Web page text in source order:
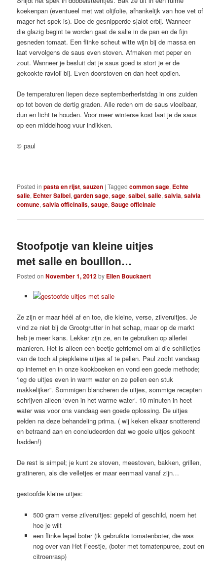
koekenpan (eventueel met wat olijfolie, afhankelijk van hoe vet of
mager het spek is). Doe de gesnipperde sjalot erbij. Wanneer
die glazig begint te worden gaat de salie in de pan en de fijn
gesneden tomaat. Een flinke scheut witte wijn bij de massa en
laat vervolgens de saus even stoven. Afmaken met peper en
zout. Wanneer je besluit dat je saus goed is stort je er de
gekookte ravioli bij. Even doorstoven en dan heet opdien.
De temperaturen liepen deze septemberherfstdag in ons zuiden
op tot boven de dertig graden. Alle reden om de saus vloeibaar,
dun en licht te houden. Voor meer winterse kost laat je de saus
op een middelhoog vuur indikken.
© paul
Posted in pasta en rijst,sauzen |Tagged common sage, Echte
salie, Echter Salbei,garden sage,sage,salbei,salie,salvia,salvia
comune,salvia officinalis,sauge,Sauge officinale
Stoofpotje van kleine uitjes
met salie en bouillon…
Posted onNovember 1, 2012by Ellen Bouckaert
Ze zijn er maar héél af en toe, die kleine, verse, zilveruitjes. Je
vind ze niet bij de Grootgrutter in het schap, maar op de markt
heb je meer kans. Lekker zijn ze, en te gebruiken op allerlei
manieren. Het is alleen een beetje gefriemel om al die schilletjes
van de toch al piepkleine uitjes af te pellen. Paul zocht vandaag
op internet en in onze kookboeken en vond een goede methode;
‘leg de uitjes even in warm water en ze pellen een stuk
makkelijker”. Sommigen blancheren de uitjes, sommige recepten
schrijven alleen ‘even in het warme water’. 10 minuten in heet
water was voor ons vandaag een goede oplossing. De uitjes
pelden na deze behandeling prima. ( wij keken elkaar snotterend
en betraand aan en concludeerden dat we goeie uitjes gekocht
hadden!)
De rest is simpel; je kunt ze stoven, meestoven, bakken, grillen,
gratineren, als die velletjes er maar eenmaal vanaf zijn…
gestoofde kleine uitjes:
500 gram verse zilveruitjes: gepeld of geschild, noem het
hoe je wilt
een flinke lepel boter (ik gebruikte tomatenboter, die was
nog over van Het Feestje, (boter met tomatenpuree, zout en
citroenrasp)